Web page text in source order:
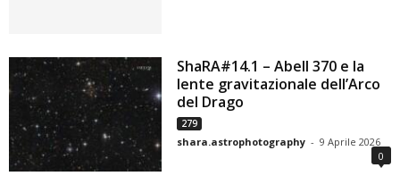
ShaRA#14.1 – Abell 370 e la
lente gravitazionale dell’Arco
del Drago
279
shara.astrophotography - 9 Aprile 2026
0